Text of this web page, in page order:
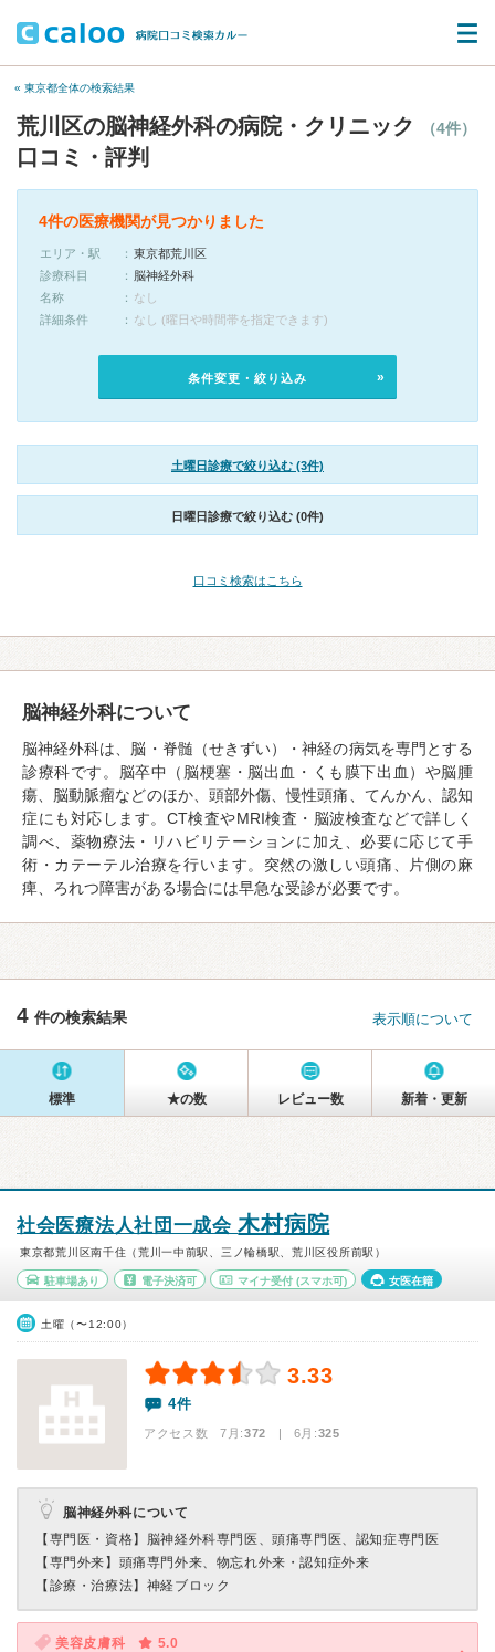
« 東京都全体の検索結果
荒川区の脳神経外科の病院・クリニック （4件）
口コミ・評判
4件の医療機関が見つかりました
エリア・駅
東京都荒川区
診療科目
脳神経外科
名称
なし
詳細条件
なし (曜日や時間帯を指定できます)
条件変更・絞り込み
土曜日診療で絞り込む (3件)
日曜日診療で絞り込む (0件)
口コミ検索はこちら
脳神経外科について
脳神経外科は、脳・脊髄（せきずい）・神経の病気を専門とする
診療科です。脳卒中（脳梗塞・脳出血・くも膜下出血）や脳腫
瘍、脳動脈瘤などのほか、頭部外傷、慢性頭痛、てんかん、認知
症にも対応します。CT検査やMRI検査・脳波検査などで詳しく
調べ、薬物療法・リハビリテーションに加え、必要に応じて手
術・カテーテル治療を行います。突然の激しい頭痛、片側の麻
痺、ろれつ障害がある場合には早急な受診が必要です。
4 件の検索結果 表示順について
標準 ★の数 レビュー数 新着・更新
社会医療法人社団一成会木村病院
東京都荒川区南千住（荒川一中前駅、三ノ輪橋駅、荒川区役所前駅）
駐車場あり 電子決済可 マイナ受付 (スマホ可) 女医在籍
土曜（〜12:00）
3.33
4件
アクセス数 7月:372 | 6月:325
脳神経外科について
【専門医・資格】 脳神経外科専門医、頭痛専門医、認知症専門医
【専門外来】 頭痛専門外来、物忘れ外来・認知症外来
【診療・治療法】 神経ブロック
美容皮膚科
5.0